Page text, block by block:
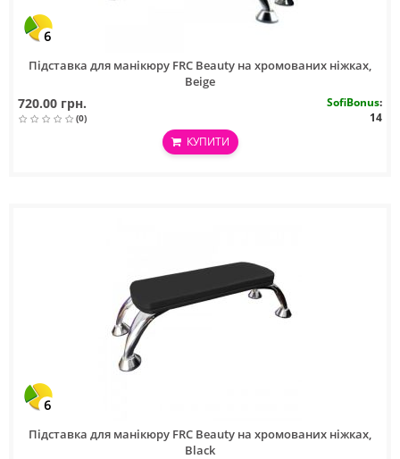
6
Підставка для манікюру FRC Beauty на хромованих ніжках,
Beige
720.00 грн.
(0)
SofiBonus:
14
КУПИТИ
6
Підставка для манікюру FRC Beauty на хромованих ніжках,
Black